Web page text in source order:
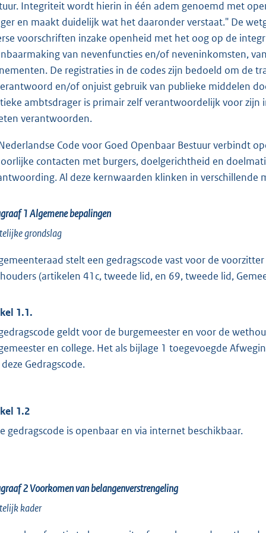
Integriteit wordt hierin in één adem genoemd met
en maakt duidelijk wat het daaronder verstaat." De
voorschriften inzake openheid met het oog op de
van nevenfuncties en/of neveninkomsten,
De registraties in de codes zijn bedoeld om de
en/of onjuist gebruik van publieke middelen
ambtsdrager is primair zelf verantwoordelijk voor zijn
verantwoorden.
Code voor Goed Openbaar Bestuur verbindt
contacten met burgers, doelgerichtheid en
Al deze kernwaarden klinken in verschillende
1Algemene bepalingen
grondslag
stelt een gedragscode vast voor de
(artikelen 41c, tweede lid, en 69, tweede lid,
1.1.
geldt voor de burgemeester en voor de
en college. Het als bijlage 1 toegevoegde
Gedragscode.
1.2
gedragscode is openbaar en via internet beschikbaar.
2Voorkomen van belangenverstrengeling
kader